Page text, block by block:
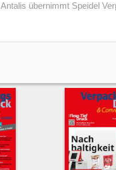
Antalis übernimmt Speidel